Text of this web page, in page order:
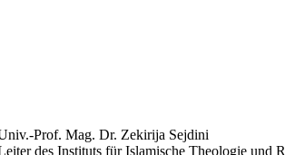
Prof. Mag. Dr. Zekirija Sejdini
des Instituts für Islamische Theologie und